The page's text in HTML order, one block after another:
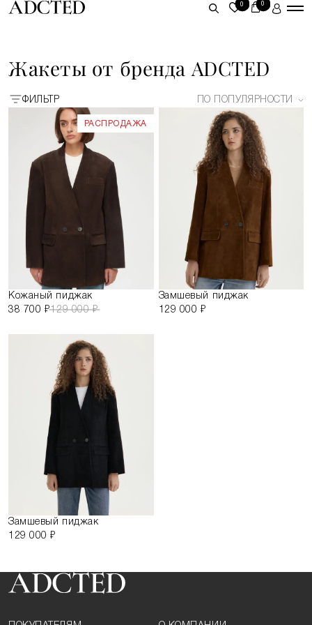
0 0
ВОЙТИ
ЗАРЕГИСТРИРОВАТЬСЯ
Жакеты от бренда ADCTED
ФИЛЬТР ПО ПОПУЛЯРНОСТИ
РАСПРОДАЖА
Кожаный пиджак
38 700 ₽129 000 ₽
Замшевый пиджак
129 000 ₽
Замшевый пиджак
129 000 ₽